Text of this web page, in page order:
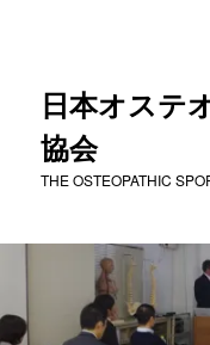
移
日本オステ
協会
THE OSTEOPATHIC